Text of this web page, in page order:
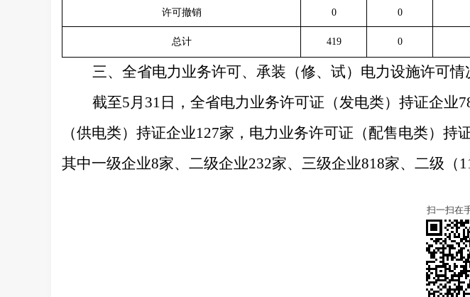
许可撤销 0 0
总计 419 0
三、 全省电力业务许可、承装（修、试）电力设施许可情
截至5月 31 日 ， 全省电力业务许可证（发电类）持证企业7
（供电类）持证企业127家 ， 电力业务许可证（配售电类）持
其中一级企业8家、二级企业232家、三级企业818家、 二级（
扫一扫在